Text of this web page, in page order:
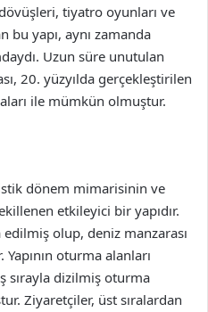
tiyatro oyunları ve
bu yapı, aynı zamanda
Uzun süre unutulan
20. yüzyılda gerçekleştirilen
ile mümkün olmuştur.
dönem mimarisinin ve
etkileyici bir yapıdır.
olup, deniz manzarası
oturma alanları
sırayla dizilmiş oturma
Ziyaretçiler, üst sıralardan